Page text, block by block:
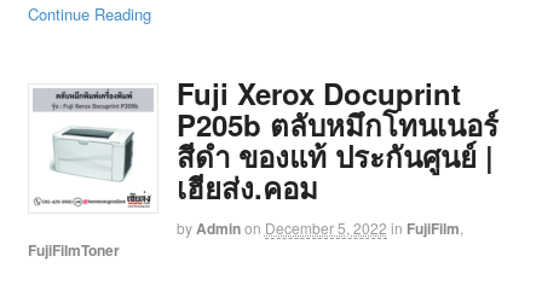
Continue Reading
Fuji Xerox Docuprint
P205b ตลับหมึกโทนเนอร์
สีดำ ของแท้ ประกันศูนย์ |
เฮียส่ง.คอม
byAdminon December 5, 2022 in FujiFilm
FujiFilmToner